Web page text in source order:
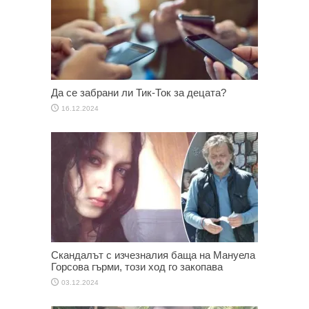
Да се забрани ли Тик-Ток за децата?
16.12.2024
Скандалът с изчезналия баща на Мануела
Горсова гърми, този ход го закопава
03.12.2024